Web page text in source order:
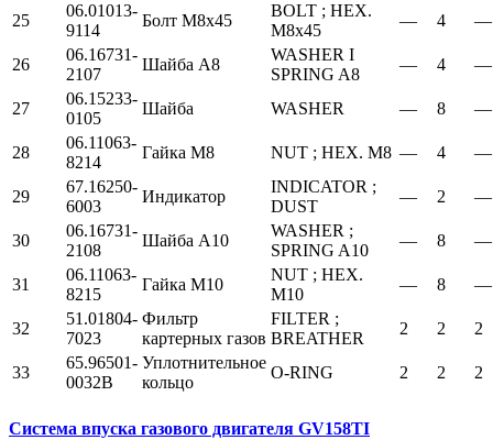
25
06.01013-
9114
Болт М8х45
BOLT ; HEX.
M8x45
— 4 —
26
06.16731-
2107
Шайба А8
WASHER I
SPRING A8
— 4 —
27
06.15233-
0105
Шайба WASHER — 8 —
28
06.11063-
8214
Гайка М8 NUT ; HEX. M8 — 4 —
29
67.16250-
6003
Индикатор
INDICATOR ;
DUST
— 2 —
30
06.16731-
2108
Шайба А10
WASHER ;
SPRING A10
— 8 —
31
06.11063-
8215
Гайка М10
NUT ; HEX.
M10
— 8 —
32
51.01804-
7023
Фильтр
картерных газов
FILTER ;
BREATHER
2 2 2
33
65.96501-
0032B
Уплотнительное
кольцо
O-RING 2 2 2
Система впуска газового двигателя GV158TI